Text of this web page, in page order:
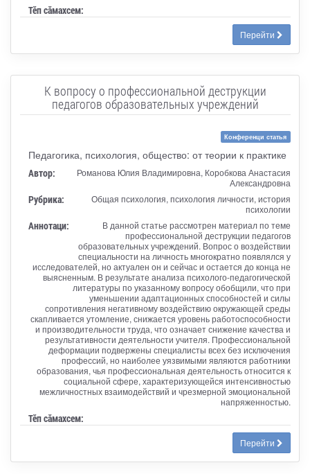
Тӗп сӑмахсем:
Перейти
К вопросу о профессиональной деструкции
педагогов образовательных учреждений
Конференци статья
Педагогика, психология, общество: от теории к практике
Автор:
Романова Юлия Владимировна, Коробкова Анастасия
Александровна
Рубрика:
Общая психология, психология личности, история
психологии
Аннотаци:
В данной статье рассмотрен материал по теме
профессиональной деструкции педагогов
образовательных учреждений. Вопрос о воздействии
специальности на личность многократно появлялся у
исследователей, но актуален он и сейчас и остается до конца не
выясненным. В результате анализа психолого-педагогической
литературы по указанному вопросу обобщили, что при
уменьшении адаптационных способностей и силы
сопротивления негативному воздействию окружающей среды
скапливается утомление, снижается уровень работоспособности
и производительности труда, что означает снижение качества и
результативности деятельности учителя. Профессиональной
деформации подвержены специалисты всех без исключения
профессий, но наиболее уязвимыми являются работники
образования, чья профессиональная деятельность относится к
социальной сфере, характеризующейся интенсивностью
межличностных взаимодействий и чрезмерной эмоциональной
напряженностью.
Тӗп сӑмахсем:
Перейти